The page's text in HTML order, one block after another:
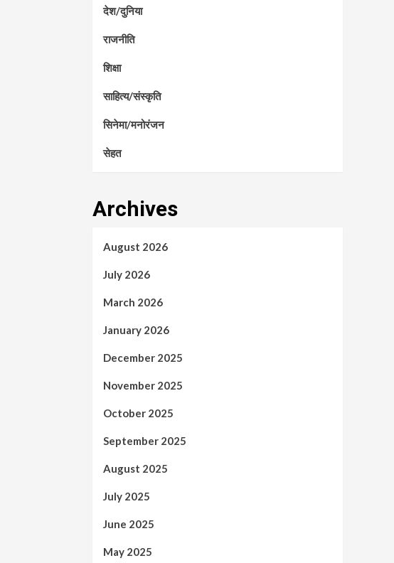
देश/दुनिया
राजनीति
शिक्षा
साहित्य/संस्कृति
सिनेमा/मनोरंजन
सेहत
Archives
August 2026
July 2026
March 2026
January 2026
December 2025
November 2025
October 2025
September 2025
August 2025
July 2025
June 2025
May 2025